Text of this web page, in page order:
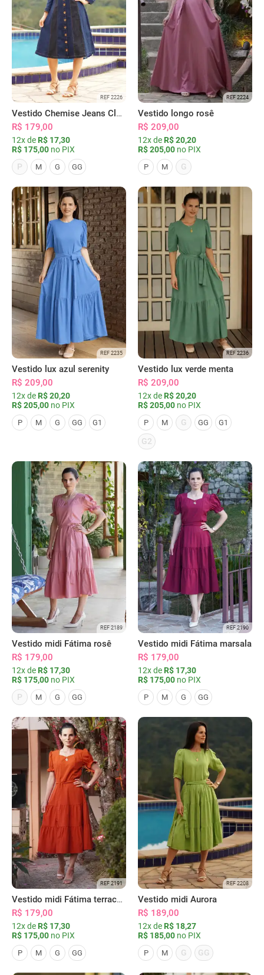
REF 2226
Vestido Chemise Jeans Clássica Serena
R$ 179,00
12x de R$ 17,30
R$ 175,00 no PIX
P
M G GG
REF 2224
Vestido longo rosê
R$ 209,00
12x de R$ 20,20
R$ 205,00 no PIX
P M G
REF 2235
Vestido lux azul serenity
R$ 209,00
12x de R$ 20,20
R$ 205,00 no PIX
P M G GG G1
REF 2236
Vestido lux verde menta
R$ 209,00
12x de R$ 20,20
R$ 205,00 no PIX
P M G GG G1
G2
REF 2189
Vestido midi Fátima rosê
R$ 179,00
12x de R$ 17,30
R$ 175,00 no PIX
P
M G GG
REF 2190
Vestido midi Fátima marsala
R$ 179,00
12x de R$ 17,30
R$ 175,00 no PIX
P M G GG
REF 2191
Vestido midi Fátima terracota
R$ 179,00
12x de R$ 17,30
R$ 175,00 no PIX
P M G GG
REF 2208
Vestido midi Aurora
R$ 189,00
12x de R$ 18,27
R$ 185,00 no PIX
P M G GG